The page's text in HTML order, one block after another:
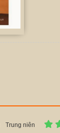
Trung niên